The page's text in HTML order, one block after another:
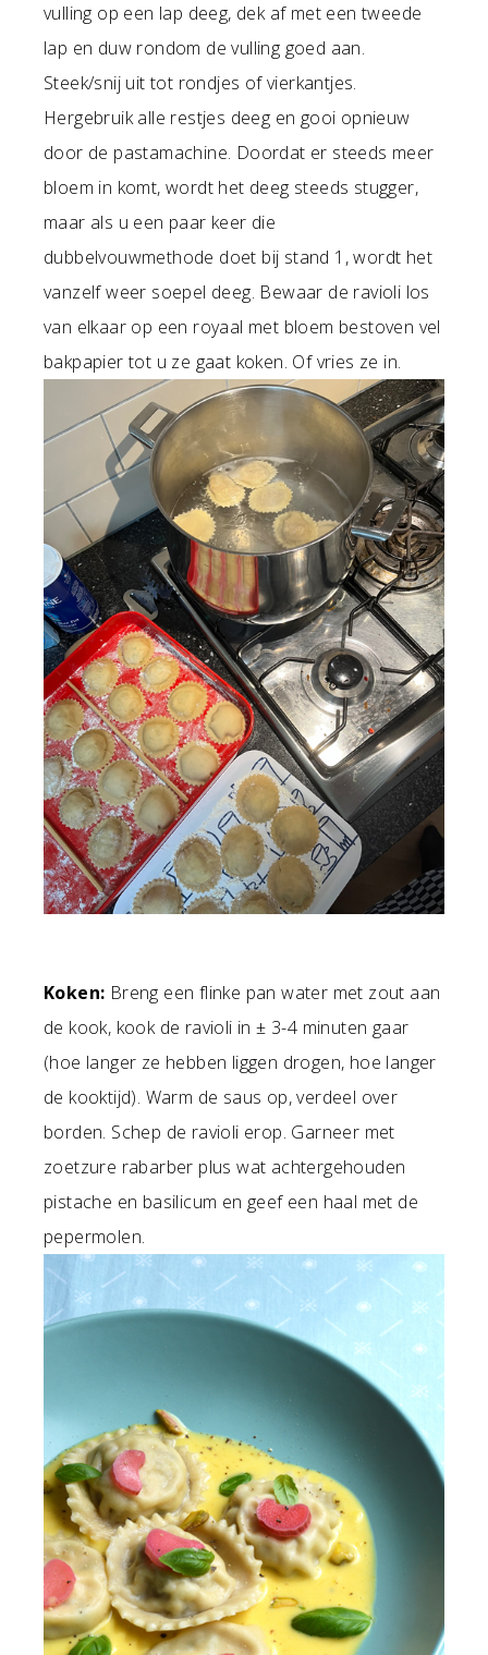
vulling op een lap deeg, dek af met een tweede
lap en duw rondom de vulling goed aan.
Steek/snij uit tot rondjes of vierkantjes.
Hergebruik alle restjes deeg en gooi opnieuw
door de pastamachine. Doordat er steeds meer
bloem in komt, wordt het deeg steeds stugger,
maar als u een paar keer die
dubbelvouwmethode doet bij stand 1, wordt het
vanzelf weer soepel deeg. Bewaar de ravioli los
van elkaar op een royaal met bloem bestoven vel
bakpapier tot u ze gaat koken. Of vries ze in.
Koken: Breng een flinke pan water met zout aan
de kook, kook de ravioli in ± 3-4 minuten gaar
(hoe langer ze hebben liggen drogen, hoe langer
de kooktijd). Warm de saus op, verdeel over
borden. Schep de ravioli erop. Garneer met
zoetzure rabarber plus wat achtergehouden
pistache en basilicum en geef een haal met de
pepermolen.